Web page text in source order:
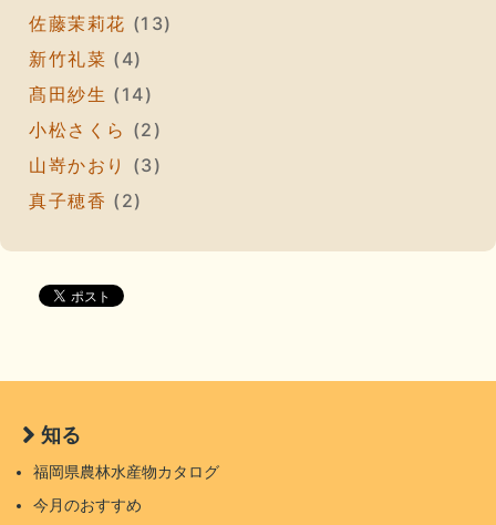
佐藤茉莉花 (13)
新竹礼菜 (4)
髙田紗生 (14)
小松さくら (2)
山嵜かおり
(3)
真子穂香 (2)
知る
福岡県農林水産物カタログ
今月のおすすめ